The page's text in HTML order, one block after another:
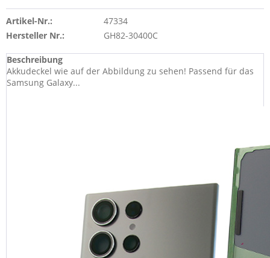
Artikel-Nr.:
47334
Hersteller Nr.:
GH82-30400C
Beschreibung
Akkudeckel wie auf der Abbildung zu sehen! Passend für das
Samsung Galaxy...